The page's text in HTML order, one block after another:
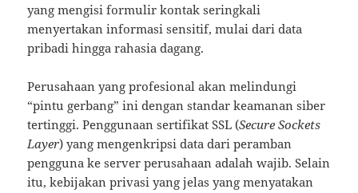
yang mengisi formulir kontak seringkali
menyertakan informasi sensitif, mulai dari data
pribadi hingga rahasia dagang.
Perusahaan yang profesional akan melindungi
“pintu gerbang” ini dengan standar keamanan siber
tertinggi. Penggunaan sertifikat SSL (Secure Sockets
Layer) yang mengenkripsi data dari peramban
pengguna ke server perusahaan adalah wajib. Selain
itu, kebijakan privasi yang jelas yang menyatakan